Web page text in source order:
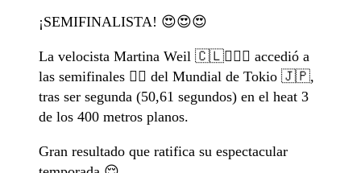
¡SEMIFINALISTA! 😍😍😍
La velocista Martina Weil 🇨🇱🏃🏼‍♀️ accedió a
las semifinales 😮‍💨 del Mundial de Tokio 🇯🇵,
tras ser segunda (50,61 segundos) en el heat 3
de los 400 metros planos.
Gran resultado que ratifica su espectacular